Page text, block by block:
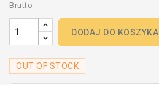
Brutto
DODAJ DO KOSZYKA
OUT OF STOCK